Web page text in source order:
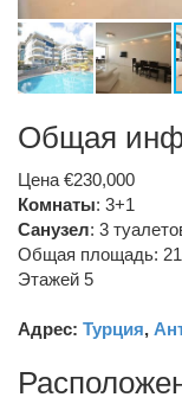
Общая
Цена €230,000
Комнаты: 3+1
Санузел: 3
Общая площадь:
Этажей 5
Адрес: Турция,